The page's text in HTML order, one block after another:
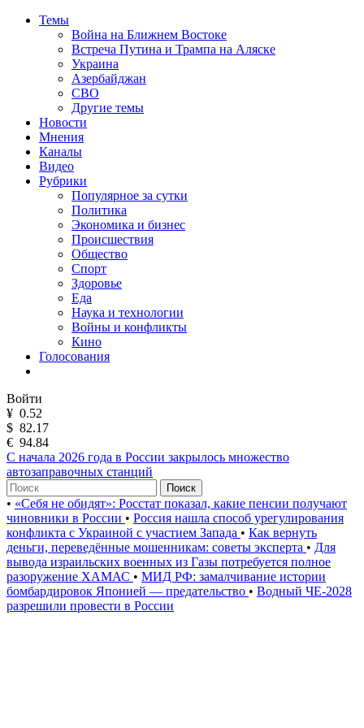
Темы
Война на Ближнем Востоке
Встреча Путина и Трампа на Аляске
Украина
Азербайджан
СВО
Другие темы
Новости
Мнения
Каналы
Видео
Рубрики
Популярное за сутки
Политика
Экономика и бизнес
Происшествия
Общество
Спорт
Здоровье
Еда
Наука и технологии
Войны и конфликты
Кино
Голосования
Войти
¥ 0.52
$ 82.17
€ 94.84
С начала 2026 года в России закрылось множество
автозаправочных станций
Поиск
• «Себя не обидят»: Росстат показал, какие пенсии получают
чиновники в России • Россия нашла способ урегулирования
конфликта с Украиной с участием Запада • Как вернуть
деньги, переведённые мошенникам: советы эксперта • Для
вывода израильских военных из Газы потребуется полное
разоружение ХАМАС • МИД РФ: замалчивание истории
бомбардировок Японией — предательство • Водный ЧЕ-2028
разрешили провести в России